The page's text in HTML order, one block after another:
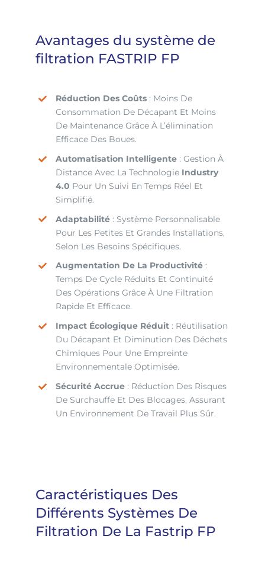
Avantages du système de
filtration FASTRIP FP
Réduction Des Coûts: Moins De
Consommation De Décapant Et Moins
De Maintenance Grâce À L’élimination
Efficace Des Boues.
Automatisation Intelligente: Gestion À
Distance Avec La Technologie Industry
4.0 Pour Un Suivi En Temps Réel Et
Simplifié.
Adaptabilité: Système Personnalisable
Pour Les Petites Et Grandes Installations,
Selon Les Besoins Spécifiques.
Augmentation De La Productivité:
Temps De Cycle Réduits Et Continuité
Des Opérations Grâce À Une Filtration
Rapide Et Efficace.
Impact Écologique Réduit: Réutilisation
Du Décapant Et Diminution Des Déchets
Chimiques Pour Une Empreinte
Environnementale Optimisée.
Sécurité Accrue: Réduction Des Risques
De Surchauffe Et Des Blocages, Assurant
Un Environnement De Travail Plus Sûr.
Caractéristiques Des
Différents Systèmes De
Filtration De La Fastrip FP